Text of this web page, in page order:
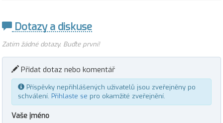
Dotazy a diskuse
Zatím žádné dotazy. Buďte první!
Přidat dotaz nebo komentář
Příspěvky nepřihlášených uživatelů jsou zveřejněny po
schválení. Přihlaste se pro okamžité zveřejnění.
Vaše jméno